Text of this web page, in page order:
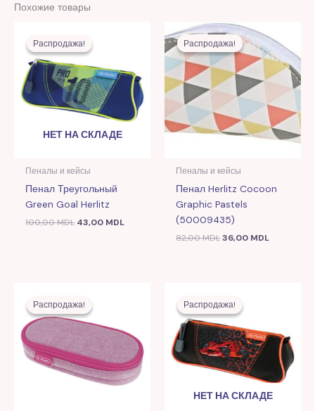
Похожие товары
Распродажа!
НЕТ НА СКЛАДЕ
Распродажа!
Пеналы и кейсы
Пенал Треугольный
Green Goal Herlitz
100,00MDL
составляла
43,00 MDL
43,00 MDL.
Распродажа!
Распродажа!
Пеналы и кейсы
Пенал Herlitz Cocoon
Graphic Pastels
(50009435)
82,00MDL
Первоначальная
цена
составляла
82,00 MDL.
36,00 MDL
цена:
36,00
Распродажа!
Распродажа!цена
составляла
182,00 MDL.
Распродажа!
НЕТ НА СКЛАДЕ
Распродажа!цена
составляла
100,00 MDL.